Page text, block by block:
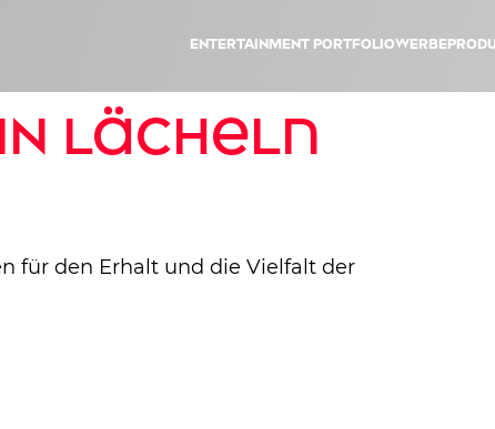
Entertainment Portfolio
Lächeln
für den Erhalt und die Vielfalt der